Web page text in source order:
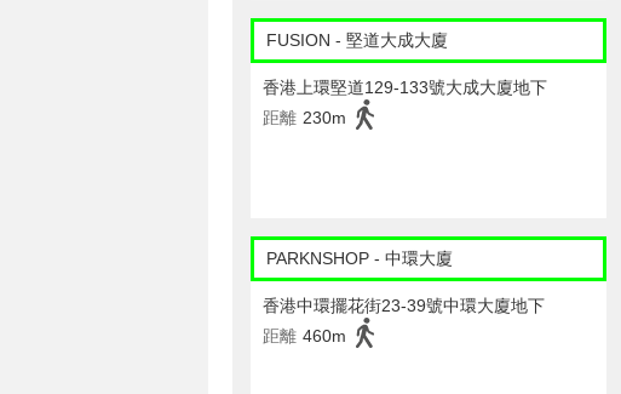
FUSION - 堅道大成大廈
香港上環堅道129-133號大成大廈地下
距離 230m
PARKNSHOP - 中環大廈
香港中環擺花街23-39號中環大廈地下
距離 460m